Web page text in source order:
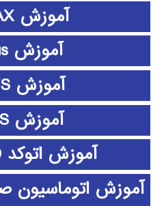
آموزش 3D MAX
آموزش abaqus
آموزش ANSYS
آموزش ArcGIS
آموزش اتوکد AUTOCAD